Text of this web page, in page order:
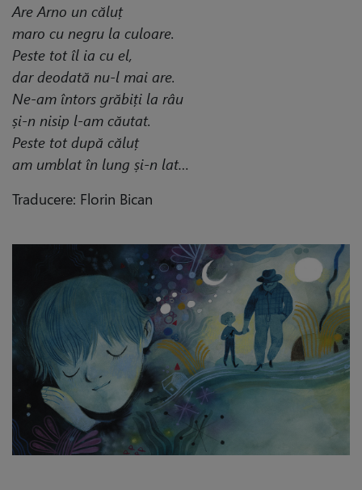
Are Arno un căluț
maro cu negru la culoare.
Peste tot îl ia cu el,
dar deodată nu-l mai are.
Ne-am întors grăbiți la râu
și-n nisip l-am căutat.
Peste tot după căluț
am umblat în lung și-n lat…
Traducere: Florin Bican